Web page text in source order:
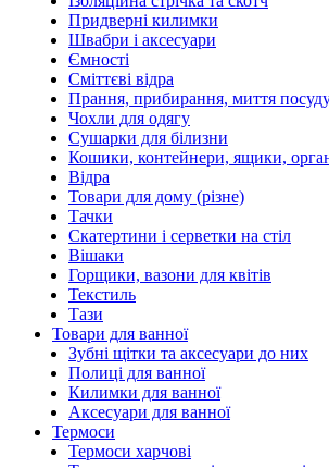
Придверні килимки
Швабри і аксесуари
Ємності
Сміттєві відра
Прання, прибирання, миття
Чохли для одягу
Сушарки для білизни
Кошики, контейнери, ящики,
Відра
Товари для дому (різне)
Тачки
Скатертини і серветки на стіл
Вішаки
Горщики, вазони для квітів
Текстиль
Тази
Товари для ванної
Зубні щітки та аксесуари до них
Полиці для ванної
Килимки для ванної
Аксесуари для ванної
Термоси
Термоси харчові